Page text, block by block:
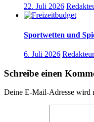
22. Juli 2026
Sportwetten und
6. Juli 2026 Redakteur
Schreibe einen
Deine E-Mail-Adresse wird